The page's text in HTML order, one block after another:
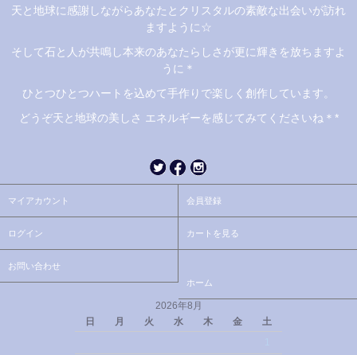
天と地球に感謝しながらあなたとクリスタルの素敵な出会いが訪れ
ますように☆
そして石と人が共鳴し本来のあなたらしさが更に輝きを放ちますよ
うに＊
ひとつひとつハートを込めて手作りで楽しく創作しています。
どうぞ天と地球の美しさ エネルギーを感じてみてくださいね＊*
マイアカウント 会員登録
ログイン カートを見る
お問い合わせ
ホーム
2026年8月
日
月 火 水 木 金
土